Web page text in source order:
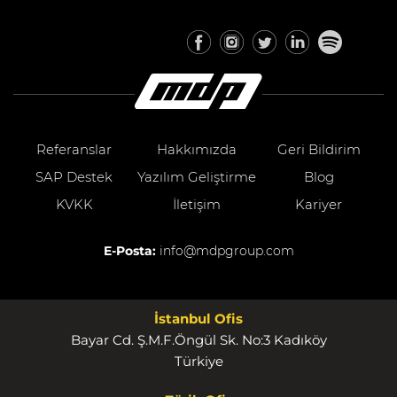
Referanslar Hakkımızda
Geri Bildirim
SAP Destek
Yazılım Geliştirme
Blog
KVKK
İletişim Kariyer
E-Posta: info@mdpgroup.com
İstanbul Ofis
Bayar Cd. Ş.M.F.Öngül Sk. No:3 Kadıköy
Türkiye